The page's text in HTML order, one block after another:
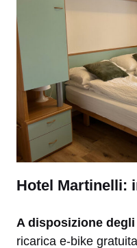
Hotel Martinelli:
A disposizione
ricarica e-bike